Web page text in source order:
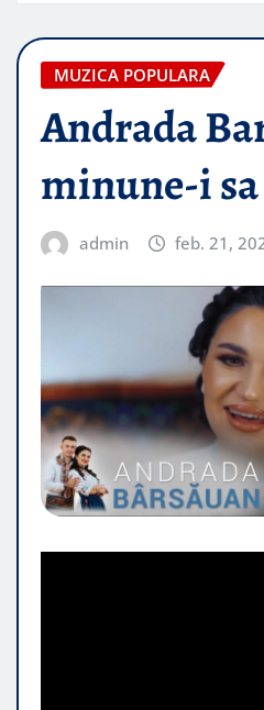
MUZICA POPULARA
Andrada
minune-i
admin feb. 21,